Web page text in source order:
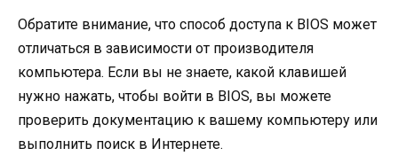
Обратите внимание, что способ доступа к BIOS может
отличаться в зависимости от производителя
компьютера. Если вы не знаете, какой клавишей
нужно нажать, чтобы войти в BIOS, вы можете
проверить документацию к вашему компьютеру или
выполнить поиск в Интернете.